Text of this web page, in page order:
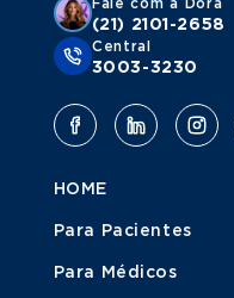
Fale com a Dora
(21) 2101-2658
Central
3003-3230
HOME
Para Pacientes
Para Médicos